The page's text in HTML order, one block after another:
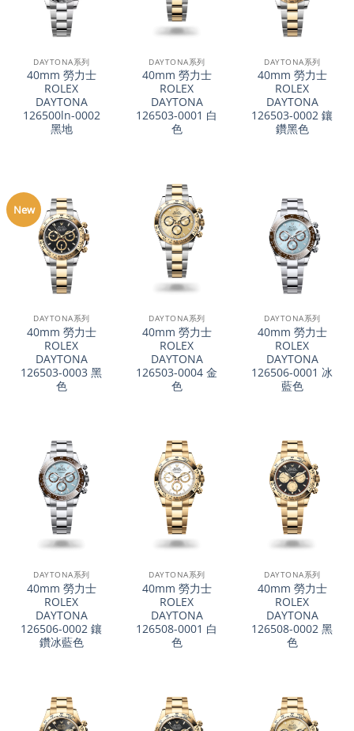
DAYTONA系列
40mm 勞力士
ROLEX
DAYTONA
126500ln-0002
黑地
DAYTONA系列
40mm 勞力士
ROLEX
DAYTONA
126503-0001 白
色
DAYTONA系列
40mm 勞力士
ROLEX
DAYTONA
126503-0002 鑲
鑽黑色
New
DAYTONA系列
40mm 勞力士
ROLEX
DAYTONA
126503-0003 黑
色
DAYTONA系列
40mm 勞力士
ROLEX
DAYTONA
126503-0004 金
色
DAYTONA系列
40mm 勞力士
ROLEX
DAYTONA
126506-0001 冰
藍色
DAYTONA系列
40mm 勞力士
ROLEX
DAYTONA
126506-0002 鑲
鑽冰藍色
DAYTONA系列
40mm 勞力士
ROLEX
DAYTONA
126508-0001 白
色
DAYTONA系列
40mm 勞力士
ROLEX
DAYTONA
126508-0002 黑
色